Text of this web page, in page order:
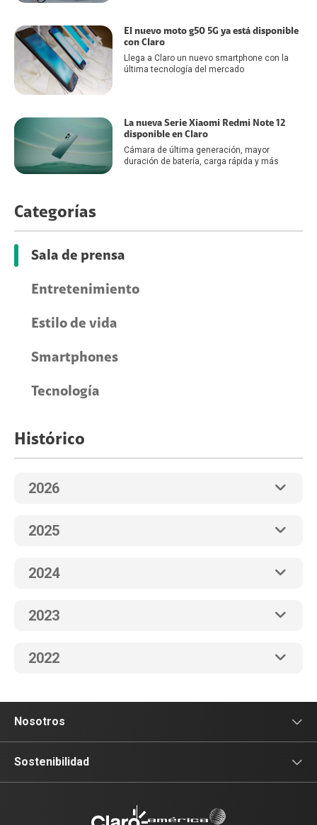
El nuevo moto g50 5G ya está disponible
con Claro
Llega a Claro un nuevo smartphone con la
última tecnología del mercado
La nueva Serie Xiaomi Redmi Note 12
disponible en Claro
Cámara de última generación, mayor
duración de batería, carga rápida y más
Categorías
Sala de prensa
Entretenimiento
Estilo de vida
Smartphones
Tecnología
Histórico
2026
2025
2024
2023
2022
Nosotros
Sala de prensa
Sostenibilidad